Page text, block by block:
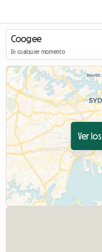
En cualquier momento
Ver